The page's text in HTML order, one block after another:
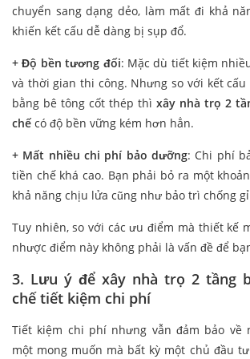
chuyển sang dạng dẻo, làm mất đi khả
khiến kết cấu dễ dàng bị sụp đổ.
+ Độ bền tương đối: Mặc dù tiết kiệm
và thời gian thi công. Nhưng so với kết
bằng bê tông cốt thép thì xây nhà trọ 2
chế có độ bền vững kém hơn hẳn.
+ Mất nhiều chi phí bảo dưỡng: Chi phí
tiền chế khá cao. Bạn phải bỏ ra một
khả năng chịu lửa cũng như bảo trì chống
Tuy nhiên, so với các ưu điểm mà thiết kế
nhược điểm này không phải là vấn đề để
3. Lưu ý để xây nhà trọ 2 tầng
chế tiết kiệm chi phí
Tiết kiệm chi phí nhưng vẫn đảm bảo về
một mong muốn mà bất kỳ một chủ đầu